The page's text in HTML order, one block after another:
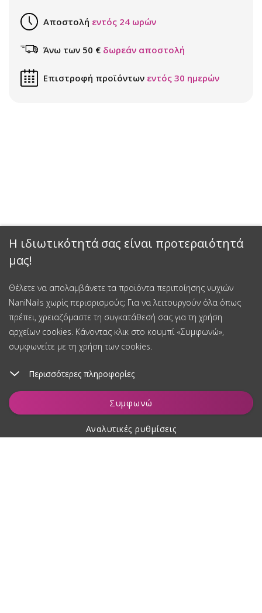
Η ιδιωτικότητά σας είναι προτεραιότητά
μας!
Θέλετε να απολαμβάνετε τα προϊόντα περιποίησης νυχιών
NaniNails χωρίς περιορισμούς; Για να λειτουργούν όλα όπως
πρέπει, χρειαζόμαστε τη συγκατάθεσή σας για τη χρήση
αρχείων cookies. Κάνοντας κλικ στο κουμπί «Συμφωνώ»,
συμφωνείτε με τη χρήση των cookies.
Περισσότερες πληροφορίες
Συμφωνώ
Αναλυτικές ρυθμίσεις
Προσθήκη στο καλάθι
Αποστολή εντός 24 ωρών
Άνω των 50 € δωρεάν αποστολή
Επιστροφή προϊόντων εντός 30 ημερών